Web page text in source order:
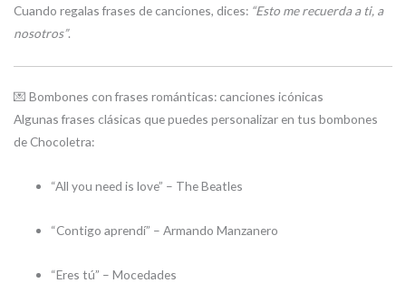
Cuando regalas frases de canciones, dices: “Esto me recuerda a ti, a
nosotros”.
💌 Bombones con frases románticas: canciones icónicas
Algunas frases clásicas que puedes personalizar en tus bombones
de Chocoletra:
“All you need is love” – The Beatles
“Contigo aprendí” – Armando Manzanero
“Eres tú” – Mocedades